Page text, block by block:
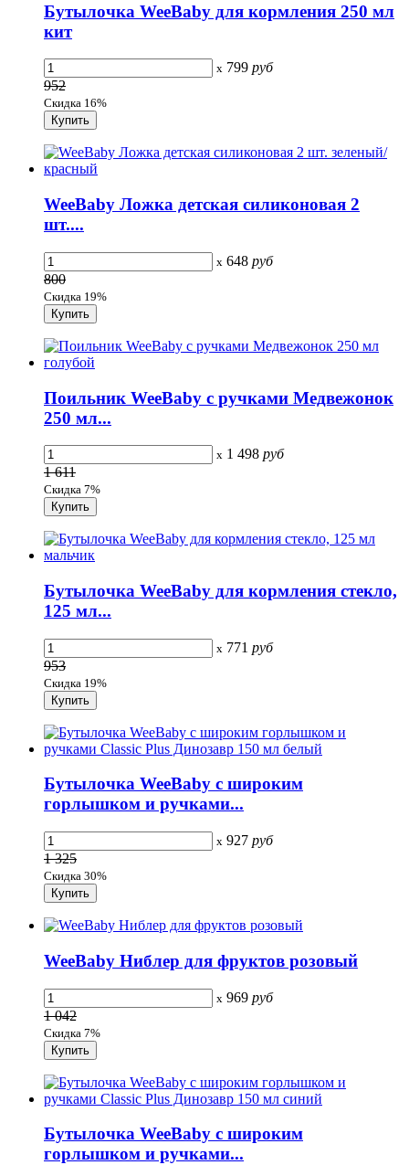
Бутылочка WeeBaby для кормления 250 мл
кит
x 799 руб
952
Скидка 16%
WeeBaby Ложка детская силиконовая 2
шт....
x 648 руб
800
Скидка 19%
Поильник WeeBaby с ручками Медвежонок
250 мл...
x 1 498 руб
1 611
Скидка 7%
Бутылочка WeeBaby для кормления стекло,
125 мл...
x 771 руб
953
Скидка 19%
Бутылочка WeeBaby с широким
горлышком и ручками...
x 927 руб
1 325
Скидка 30%
WeeBaby Ниблер для фруктов розовый
x 969 руб
1 042
Скидка 7%
Бутылочка WeeBaby с широким
горлышком и ручками...